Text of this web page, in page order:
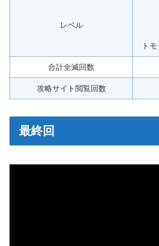
レベル
ト
合計全滅回数
攻略サイト閲覧回数
最終回